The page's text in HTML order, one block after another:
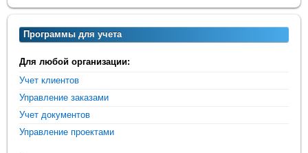
Программы для учета
Для любой организации:
Учет клиентов
Управление заказами
Учет документов
Управление проектами